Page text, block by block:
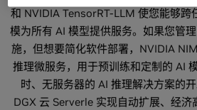
和 NVIDIA TensorRT-LLM 使您能够跨
模为所有 AI 模型提供服务。如果您管
施，但想要简化软件部署，NVIDIA
推理微服务，用于预训练和定制的 AI
时、无服务器的 AI 推理解决方案的
DGX 云 Serverle 实现自动扩展、经济